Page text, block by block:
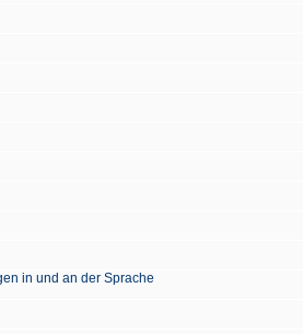
in und an der Sprache